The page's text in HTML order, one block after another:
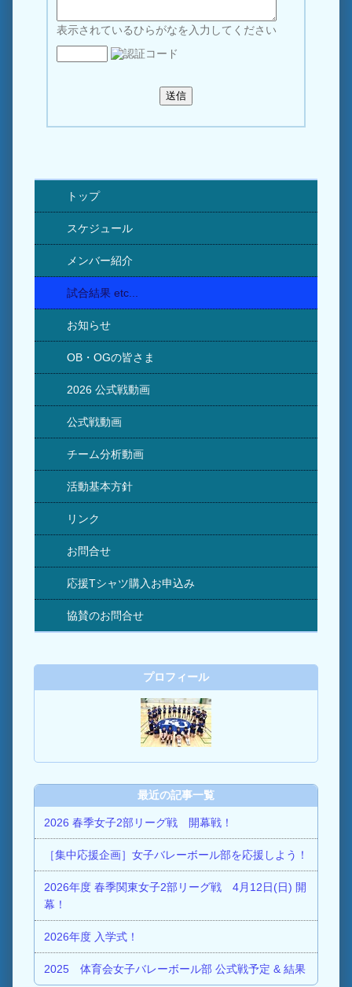
表示されているひらがなを入力してください
トップ
スケジュール
メンバー紹介
試合結果 etc...
お知らせ
OB・OGの皆さま
2026 公式戦動画
公式戦動画
チーム分析動画
活動基本方針
リンク
お問合せ
応援Tシャツ購入お申込み
協賛のお問合せ
プロフィール
最近の記事一覧
2026 春季女子2部リーグ戦 開幕戦！
［集中応援企画］女子バレーボール部を応援しよう！
2026年度 春季関東女子2部リーグ戦 4月12日(日) 開
幕！
2026年度 入学式！
2025 体育会女子バレーボール部 公式戦予定 & 結果